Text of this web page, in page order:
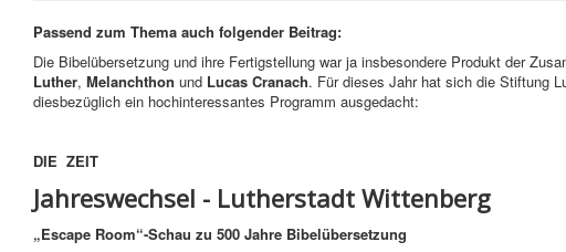
Passend zum Thema auch folgender Beitrag:
Die Bibelübersetzung und ihre Fertigstellung war ja insbesondere Produkt der
Luther, Melanchthon und Lucas Cranach. Für dieses Jahr hat sich die Stiftung
diesbezüglich ein hochinteressantes Programm ausgedacht:
DIE ZEIT
Jahreswechsel - Lutherstadt Wittenberg
„Escape Room“-Schau zu 500 Jahre Bibelübersetzung